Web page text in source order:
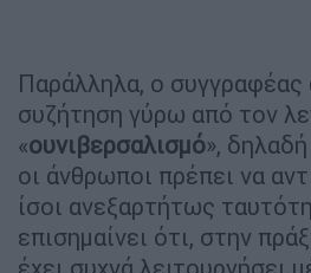
Παράλληλα, ο συγγραφέας
συζήτηση γύρω από τον
«ουνιβερσαλισμό»,
οι άνθρωποι πρέπει να
ίσοι ανεξαρτήτως
επισημαίνει ότι, στην